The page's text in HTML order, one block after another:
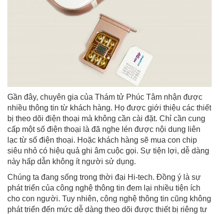
Gần đây, chuyên gia của Thám tử Phúc Tâm nhận được
nhiều thông tin từ khách hàng. Họ được giới thiệu các thiết
bị theo dõi điện thoại mà không cần cài đặt. Chỉ cần cung
cấp một số điện thoại là đã nghe lén được nội dung liên
lạc từ số điện thoại. Hoặc khách hàng sẽ mua con chip
siêu nhỏ có hiệu quả ghi âm cuộc gọi. Sự tiện lợi, dễ dàng
này hấp dẫn không ít người sử dụng.
Chúng ta đang sống trong thời đại Hi-tech. Đồng ý là sự
phát triển của công nghệ thông tin đem lại nhiều tiện ích
cho con người. Tuy nhiên, công nghệ thông tin cũng không
phát triển đến mức dễ dàng theo dõi được thiết bị riêng tư